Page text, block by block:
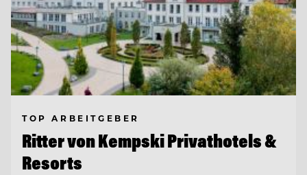
TOP ARBEITGEBER
Ritter von Kempski Privathotels &
Resorts